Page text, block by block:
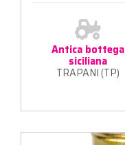
Antica bottega
siciliana
TRAPANI (TP)